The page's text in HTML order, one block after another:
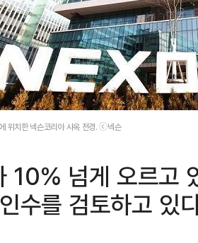
위치한 넥슨코리아 사옥 전경. ⓒ넥슨
10% 넘게 오르고
수를 검토하고 있